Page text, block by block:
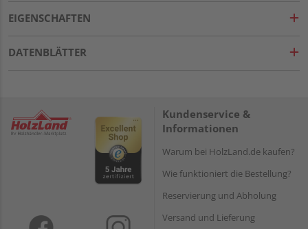
EIGENSCHAFTEN
DATENBLÄTTER
Kundenservice &
Informationen
Warum bei HolzLand.de kaufen?
Wie funktioniert die Bestellung?
Reservierung und Abholung
Versand und Lieferung